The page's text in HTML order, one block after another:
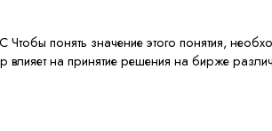
понять значение этого понятия,
на принятие решения на бирже